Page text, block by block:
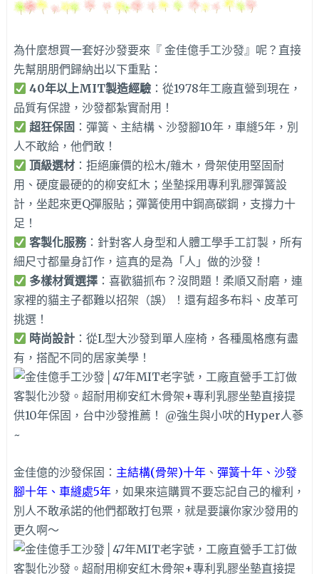
為什麼想買一套好沙發要來『 金佳億手工沙發』呢？直接
先幫朋朋們歸納出以下重點：
40年以上MIT製造經驗：從1978年工廠直營到現在，
品質有保證，沙發都紮實耐用！
超狂保固 ：彈簧、主結構、沙發腳10年，車縫5年，別
人不敢給，他們敢！
頂級選材：拒絕廉價的松木/雜木，骨架使用堅固耐
用、硬度最硬的的柳安紅木；坐墊採用專利乳膠彈簧設
計，坐起來更Q彈服貼；彈簧使用中鋼高碳鋼，支撐力十
足！
客製化服務：針對客人身型和人體工學手工訂製，所有
細尺寸都量身訂作，這真的是為「人」做的沙發！
多樣材質選擇：喜歡貓抓布？沒問題！柔順又耐磨，連
家裡的貓主子都難以招架（誤）！還有超多布料、皮革可
挑選！
時尚設計：從L型大沙發到單人座椅，各種風格應有盡
有，搭配不同的居家美學！
金佳億的沙發保固： 主結構(骨架)十年、 彈簧十年、沙發
腳十年、車縫處5年，如果來這購買不要忘記自己的權利，
別人不敢承諾的他們都敢打包票，就是要讓你家沙發用的
更久啊～